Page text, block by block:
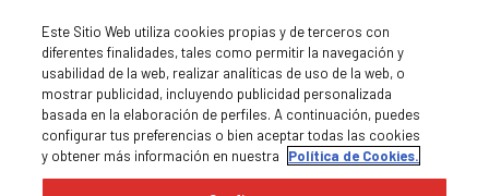
MENU 
Este Sitio Web utiliza cookies propias y de terceros con
diferentes finalidades, tales como permitir la navegación y
usabilidad de la web, realizar analíticas de uso de la web, o
mostrar publicidad, incluyendo publicidad personalizada
basada en la elaboración de perfiles. A continuación, puedes
configurar tus preferencias o bien aceptar todas las cookies
y obtener más información en nuestra
Política de Cookies.